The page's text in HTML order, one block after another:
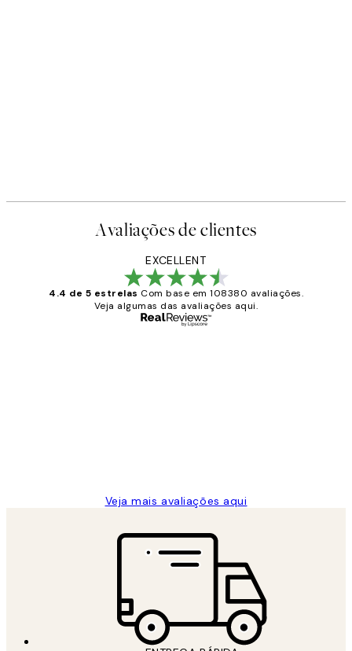
Avaliações de clientes
EXCELLENT
4.4 de 5 estrelas Com base em 108380 avaliações.
Veja algumas das avaliações aqui.
Veja mais avaliações aqui